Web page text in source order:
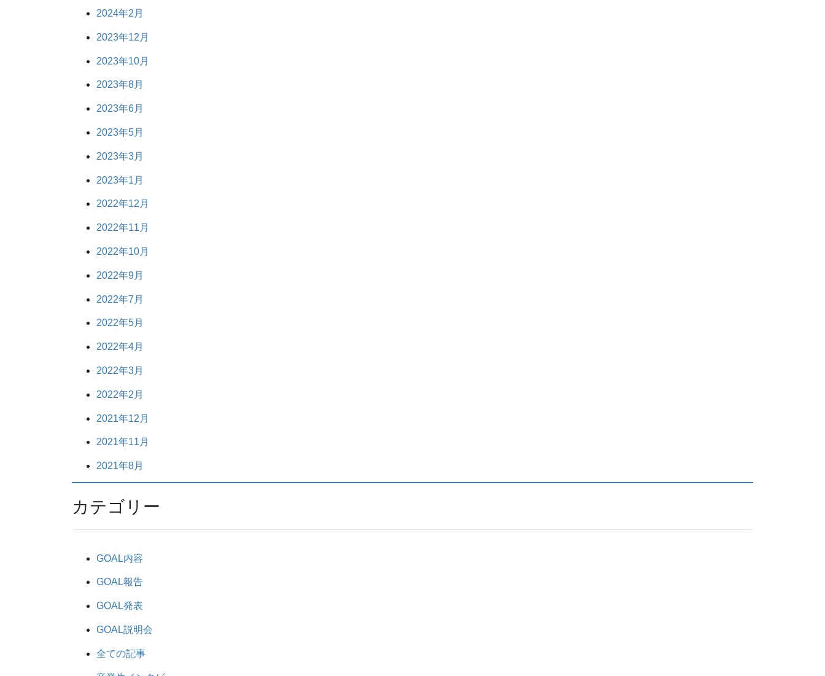
2024年2月
2023年12月
2023年10月
2023年8月
2023年6月
2023年5月
2023年3月
2023年1月
2022年12月
2022年11月
2022年10月
2022年9月
2022年7月
2022年5月
2022年4月
2022年3月
2022年2月
2021年12月
2021年11月
2021年8月
カテゴリー
GOAL内容
GOAL報告
GOAL発表
GOAL説明会
全ての記事